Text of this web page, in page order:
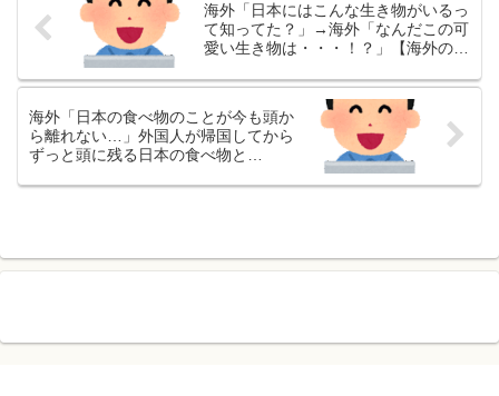
海外「日本にはこんな生き物がいるっ
て知ってた？」→海外「なんだこの可
愛い生き物は・・・！？」【海外の反
海外「日本の食べ物のことが今も頭か
ら離れない…」外国人が帰国してから
ずっと頭に残る日本の食べ物と